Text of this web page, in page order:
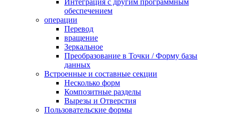
Интеграция с другим программным
обеспечением
операции
Перевод
вращение
Зеркальное
Преобразование в Точки / Форму базы
данных
Встроенные и составные секции
Несколько форм
Композитные разделы
Вырезы и Отверстия
Пользовательские формы